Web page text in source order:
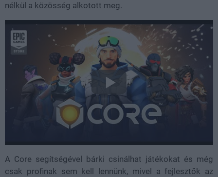
nélkül a közösség alkotott meg.
A Core segítségével bárki csinálhat játékokat és még
csak profinak sem kell lennünk, mivel a fejlesztők az